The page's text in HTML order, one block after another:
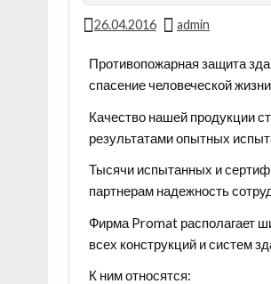
26.04.2016 admin
Противопожарная защита
спасение человеческой
Качество нашей продукции
результатами опытных
Тысячи испытанных и
партнерам надежность
Фирма Promat располагает
всех конструкций и систем
К ним относятся: